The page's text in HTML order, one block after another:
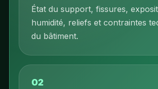
État du support, fissures,
humidité, reliefs et contraintes
du bâtiment.
02